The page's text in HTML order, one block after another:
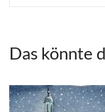
Das könnte